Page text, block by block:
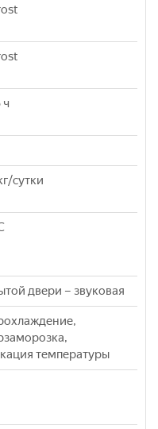
ч
cутки
двери – звуковая
температуры